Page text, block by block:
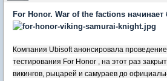
For Honor. War of the factions начинает
Компания Ubisoft анонсировала
тестирования For Honor , на этот раз
викингов, рыцарей и самураев до